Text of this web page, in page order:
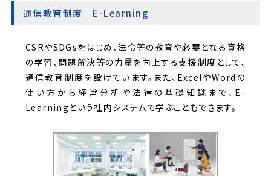
通信教育制度 E-Learning
CSRやSDGsをはじめ、法令等の教育や必要となる資格
の学習、問題解決等の力量を向上する支援制度として、
通信教育制度を設けています。また、ExcelやWordの
使い方から経営分析や法律の基礎知識まで、E-
Learningという社内システムで学ぶこともできます。